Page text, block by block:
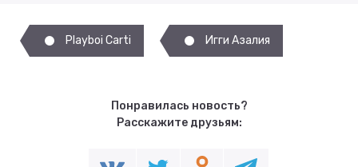
Playboi Carti Игги Азалия
Понравилась новость?
Расскажите друзьям: